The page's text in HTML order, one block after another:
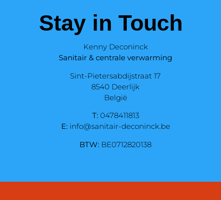
Stay in Touch
Kenny Deconinck
Sanitair & centrale verwarming
Sint-Pietersabdijstraat 17
8540 Deerlijk
België
T: 0478411813
E:info@sanitair-deconinck.be
BTW: BE0712820138